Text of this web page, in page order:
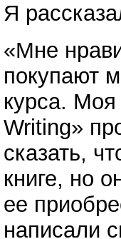
Я
«Мне
покупают
курса. Моя
Writing»
сказать,
книге, но
ее
написали